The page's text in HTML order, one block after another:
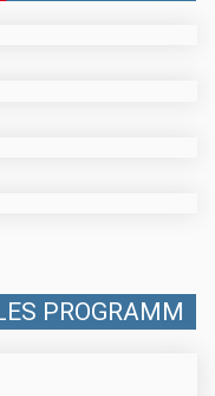
PROGRAMM